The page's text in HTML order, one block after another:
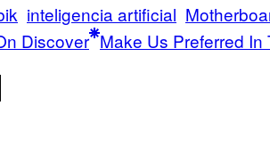
inteligencia artificial
Discover Make Us Preferred In